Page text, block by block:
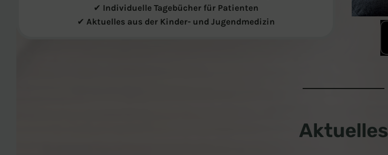
✔ Individuelle Tagebücher für Patienten
✔ Aktuelles aus der Kinder- und Jugendmedizin
Aktuelles